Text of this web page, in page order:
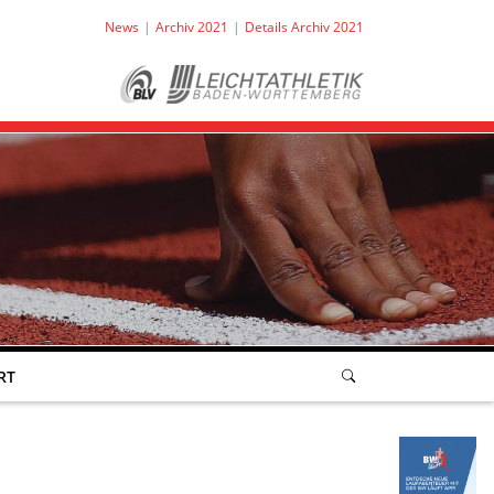
News Archiv 2021 Details Archiv 2021